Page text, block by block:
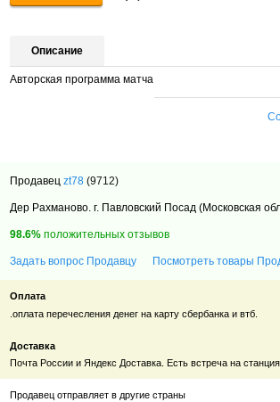
Описание
Авторская программа матча
Продавецzt78 (9712)
Дер Рахманово. г. Павловский Посад (Московская
98.6% положительных отзывов
Задать вопрос Продавцу Посмотреть товары
Оплата
.оплата перечесления денег на карту сбербанка и втб.
Доставка
Почта России и Яндекс Доставка. Есть встреча на
Продавец отправляет в другие страны